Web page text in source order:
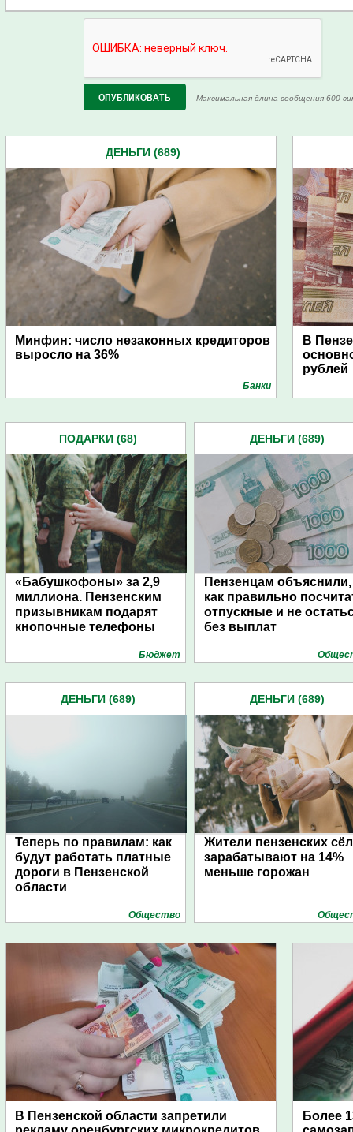
Максимальная длина сообщения 600
ДЕНЬГИ (689)
Минфин: число незаконных кредиторов
выросло на 36%
Банки
В
рублей
ПОДАРКИ (68)
«Бабушкофоны» за 2,9
миллиона. Пензенским
призывникам подарят
кнопочные телефоны
Бюджет
ДЕНЬГИ (689)
Пензенцам объяснили,
как правильно
отпускные и не
без выплат
ДЕНЬГИ (689)
Теперь по правилам: как
будут работать платные
дороги в Пензенской
области
Общество
ДЕНЬГИ (689)
Жители пензенских сёл
зарабатывают на 14%
меньше горожан
В Пензенской области запретили
Более